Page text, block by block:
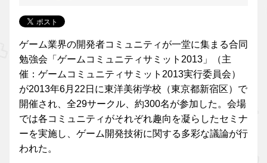
ゲーム業界の開発者コミュニティが一堂に集まる合同
勉強会「ゲームコミュニティサミット2013」（主
催：ゲームコミュニティサミット2013実行委員会）
が2013年6月22日に東洋美術学校（東京都新宿区）で
開催され、全29サークル、約300名が参加した。会場
では各コミュニティがそれぞれ趣向を凝らしたセミナ
ーを実施し、ゲーム開発技術に関する多彩な議論が行
われた。